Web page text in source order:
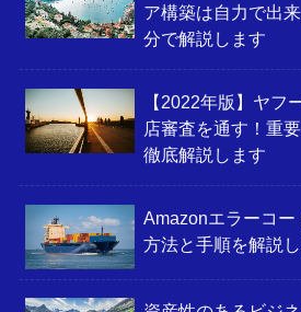
ア構築は自力で出
分で解説します
【2022年版】ヤフ
店審査を通す！重
徹底解説します
Amazonエラーコ
方法と手順を解説